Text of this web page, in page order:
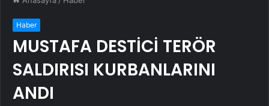
Haber
MUSTAFA DESTİCİ TERÖR
SALDIRISI KURBANLARINI
ANDI